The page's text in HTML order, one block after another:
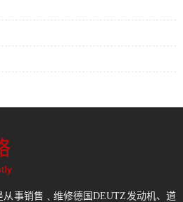
事销售﹑维修德国DEUTZ发动机、道